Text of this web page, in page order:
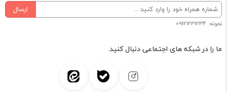
ارسال
نمونه: 09121231234
ما را در شبکه های اجتماعی دنبال کنید.